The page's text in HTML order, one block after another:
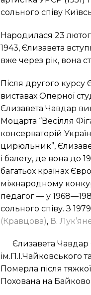
сольного співу
Народилася 23
1943, Єлизавета
вже через рік, вона
Після другого курсу
виставах Оперної
Єлизавета Чавдар
Моцарта “Весілля
консерваторій
цирюльник”,
і балету, де вона до
багатьох країнах
міжнародному
педагог — у
сольного співу. З
(Кравцова), В.
Єлизавета Чавдар
ім.П.І.Чайковського
Померла після
Похована на